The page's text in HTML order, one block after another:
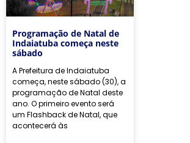
Programação de Natal de
Indaiatuba começa neste
sábado
A Prefeitura de Indaiatuba
começa, neste sábado (30), a
programação de Natal deste
ano. O primeiro evento será
um Flashback de Natal, que
acontecerá às